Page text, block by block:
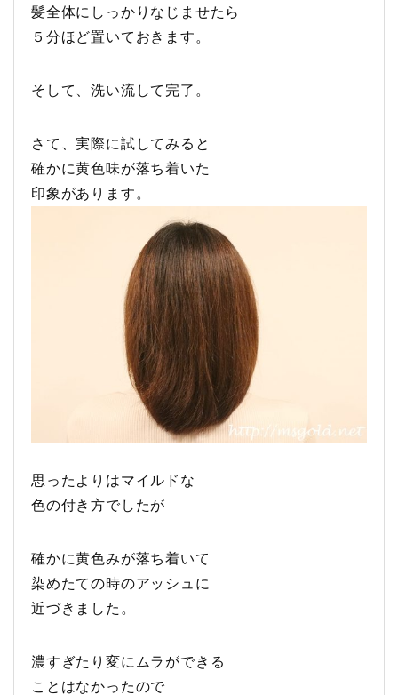
髪全体にしっかりなじませたら
５分ほど置いておきます。
そして、洗い流して完了。
さて、実際に試してみると
確かに黄色味が落ち着いた
印象があります。
思ったよりはマイルドな
色の付き方でしたが
確かに黄色みが落ち着いて
染めたての時のアッシュに
近づきました。
濃すぎたり変にムラができる
ことはなかったので